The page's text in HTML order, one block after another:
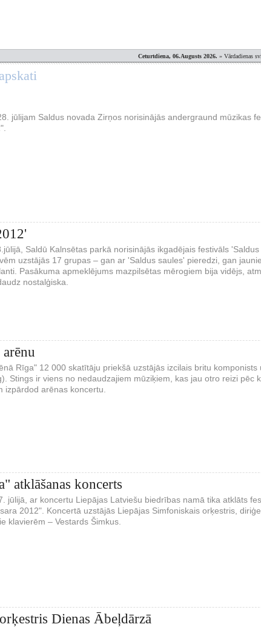
Ceturtdiena, 06.Augusts 2026. » Vārdadienas
jūlijam Saldus novada Zirņos norisinājās andergraund mūzikas
Saldū Kalnsētas parkā norisinājās ikgadējais festivāls 'Saldus
uzstājās 17 grupas – gan ar 'Saldus saules' pieredzi, gan
Pasākuma apmeklējums mazpilsētas mērogiem bija vidējs,
nostalģiska.
Rīga" 12 000 skatītāju priekšā uzstājās izcilais britu komponists
Stings ir viens no nedaudzajiem mūziķiem, kas jau otro reizi pēc
izpārdod arēnas koncertu.
atklāšanas koncerts
jūlijā, ar koncertu Liepājas Latviešu biedrības namā tika atklāts
2012". Koncertā uzstājās Liepājas Simfoniskais orķestris,
klavierēm – Vestards Šimkus.
Dienas Ābeļdārzā